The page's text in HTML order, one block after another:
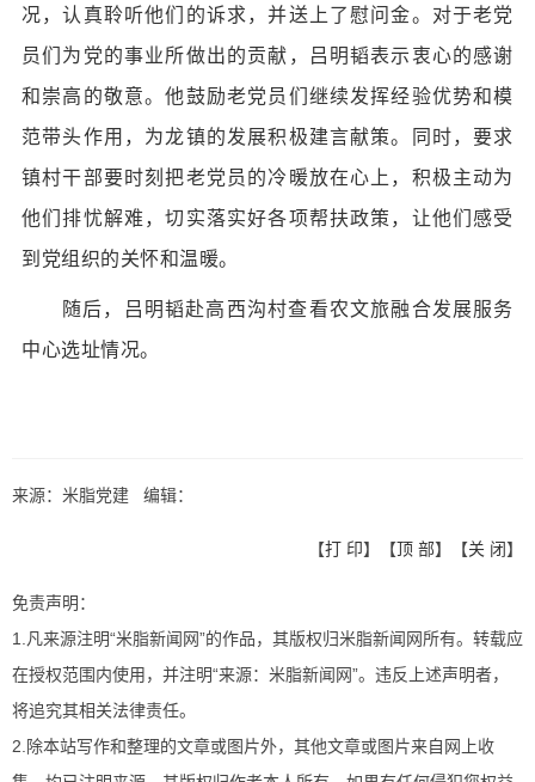
况，认真聆听他们的诉求，并送上了慰问金。对于老党
员们为党的事业所做出的贡献，吕明韬表示衷心的感谢
和崇高的敬意。他鼓励老党员们继续发挥经验优势和模
范带头作用，为龙镇的发展积极建言献策。同时，要求
镇村干部要时刻把老党员的冷暖放在心上，积极主动为
他们排忧解难，切实落实好各项帮扶政策，让他们感受
到党组织的关怀和温暖。
随后，吕明韬赴高西沟村查看农文旅融合发展服务
中心选址情况。
来源：米脂党建 编辑：
【打 印】【顶 部】【关 闭】
免责声明：
1.凡来源注明“米脂新闻网”的作品，其版权归米脂新闻网所有。转载应
在授权范围内使用，并注明“来源：米脂新闻网”。违反上述声明者，
将追究其相关法律责任。
2.除本站写作和整理的文章或图片外，其他文章或图片来自网上收